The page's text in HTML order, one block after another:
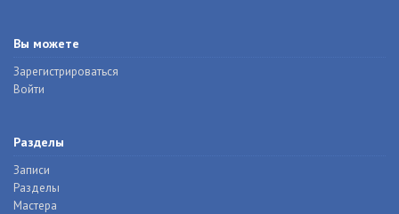
Вы можете
Зарегистрироваться
Войти
Разделы
Записи
Разделы
Мастера